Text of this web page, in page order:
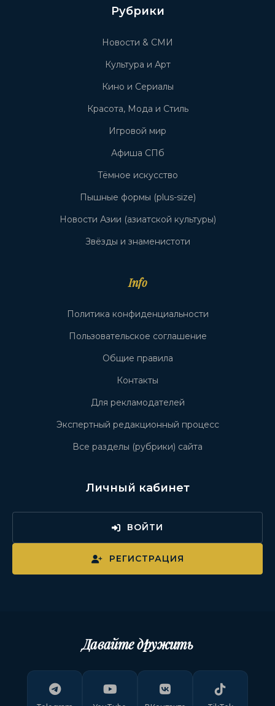
Рубрики
Новости & СМИ
Культура и Арт
Кино и Сериалы
Красота, Мода и Стиль
Игровой мир
Афиша СПб
Тёмное искусство
Пышные формы (plus-size)
Новости Азии (азиатской культуры)
Звёзды и знаменистоти
Info
Политика конфиденциальности
Пользовательское соглашение
Общие правила
Контакты
Для рекламодателей
Экспертный редакционный процесс
Все разделы (рубрики) сайта
Личный кабинет
ВОЙТИ
РЕГИСТРАЦИЯ
Давайте дружить